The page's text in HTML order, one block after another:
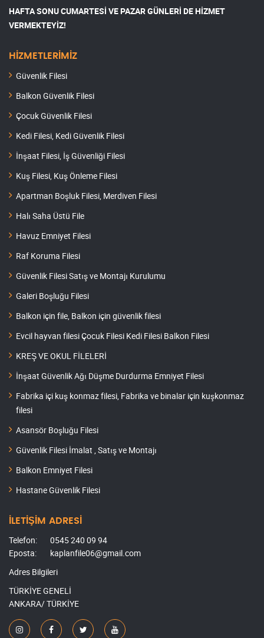
HAFTA SONU CUMARTESİ VE PAZAR GÜNLERİ DE HİZMET
VERMEKTEYİZ!
HİZMETLERİMİZ
Güvenlik Filesi
Balkon Güvenlik Filesi
Çocuk Güvenlik Filesi
Kedi Filesi, Kedi Güvenlik Filesi
İnşaat Filesi, İş Güvenliği Filesi
Kuş Filesi, Kuş Önleme Filesi
Apartman Boşluk Filesi, Merdiven Filesi
Halı Saha Üstü File
Havuz Emniyet Filesi
Raf Koruma Filesi
Güvenlik Filesi Satış ve Montajı Kurulumu
Galeri Boşluğu Filesi
Balkon için file, Balkon için güvenlik filesi
Evcil hayvan filesi Çocuk Filesi Kedi Filesi Balkon Filesi
KREŞ VE OKUL FİLELERİ
İnşaat Güvenlik Ağı Düşme Durdurma Emniyet Filesi
Fabrika içi kuş konmaz filesi, Fabrika ve binalar için kuşkonmaz
filesi
Asansör Boşluğu Filesi
Güvenlik Filesi İmalat , Satış ve Montajı
Balkon Emniyet Filesi
Hastane Güvenlik Filesi
İLETİŞİM ADRESİ
Telefon:
0545 240 09 94
Eposta:
kaplanfile06@gmail.com
Adres Bilgileri
TÜRKİYE GENELİ
ANKARA/ TÜRKİYE